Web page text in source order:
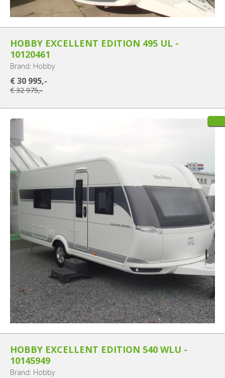
HOBBY EXCELLENT EDITION 495 UL -
10120461
Brand: Hobby
€ 30 995,-
€ 32 975,-
HOBBY EXCELLENT EDITION 540 WLU -
10145949
Brand: Hobby